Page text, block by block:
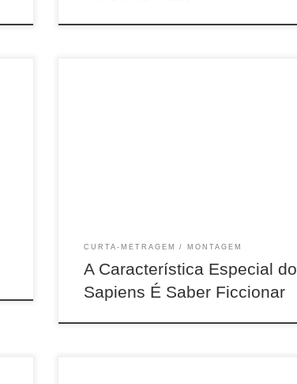
CURTA-METRAGEM MONTAGEM
A Característica Especial do
Sapiens É Saber Ficcionar